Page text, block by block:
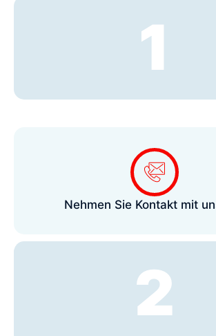
1
Nehmen Sie Kontakt mit
2